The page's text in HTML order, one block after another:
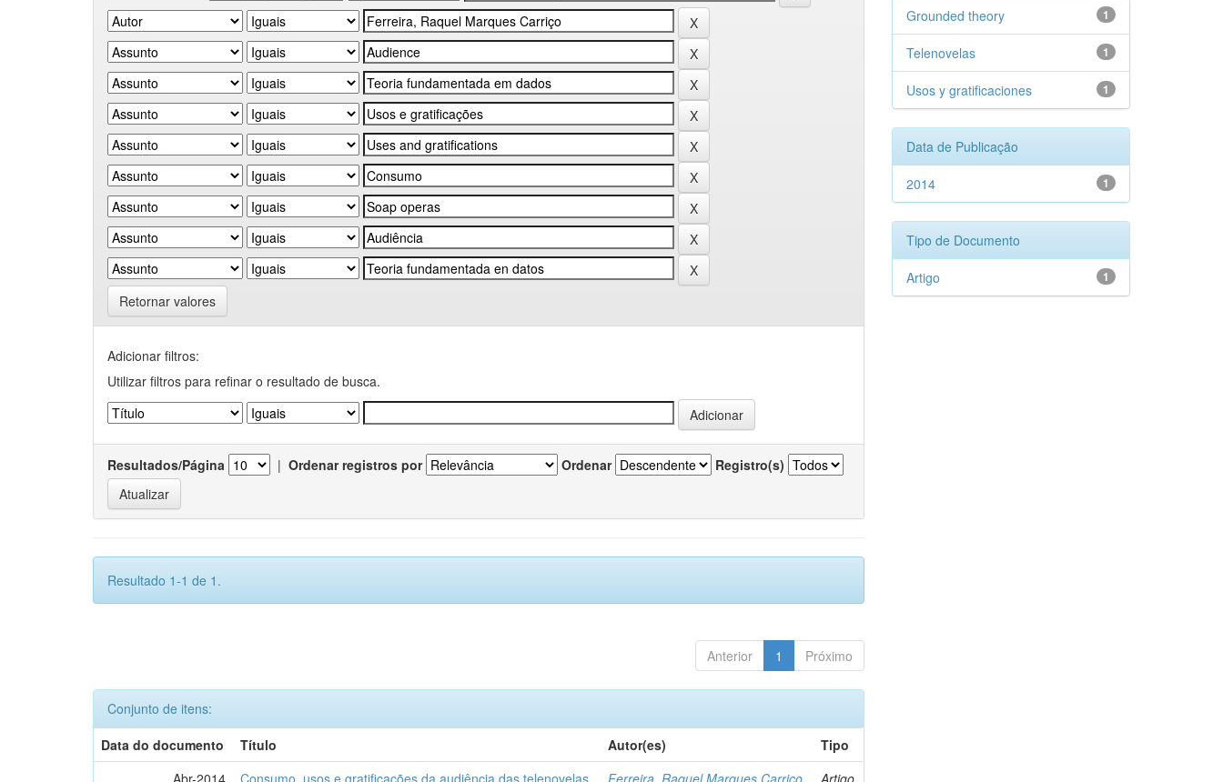
Retornar valores
Adicionar filtros:
Utilizar filtros para refinar o resultado de busca.
Resultados/Página | Ordenar registros por Ordenar Registro(s)
Resultado 1-1 de 1.
Anterior 1 Próximo
Conjunto de itens:
Data do documento
Título Autor(es)
Tipo
Abr-2014
Consumo, usos e gratificações da audiência das telenovelas Ferreira, Raquel Marques Carriço Artigo
1
Grounded theory
1
Telenovelas
1
Usos y gratificaciones
Data de Publicação
1
2014
Tipo de Documento
1
Artigo